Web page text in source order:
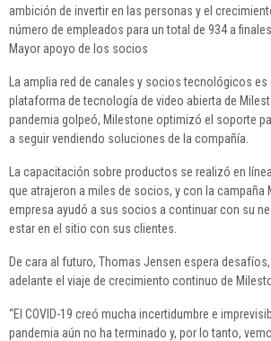
ambición de invertir en las personas y el
número de empleados para un total de 934 a finales
Mayor apoyo de los socios
La amplia red de canales y socios tecnológicos es
plataforma de tecnología de video abierta de
pandemia golpeó, Milestone optimizó el soporte
a seguir vendiendo soluciones de la compañía.
La capacitación sobre productos se realizó en
que atrajeron a miles de socios, y con la campaña
empresa ayudó a sus socios a continuar con su
estar en el sitio con sus clientes.
De cara al futuro, Thomas Jensen espera
adelante el viaje de crecimiento continuo de
“El COVID-19 creó mucha incertidumbre e
pandemia aún no ha terminado y, por lo tanto,